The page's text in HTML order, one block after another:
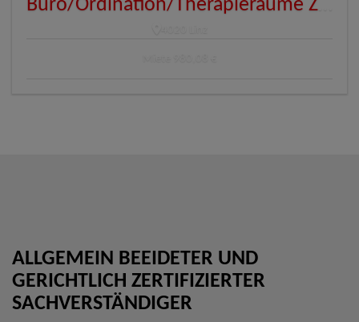
ALLGEMEIN BEEIDETER UND
GERICHTLICH ZERTIFIZIERTER
SACHVERSTÄNDIGER